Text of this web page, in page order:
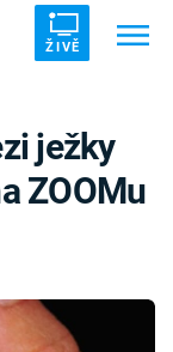
ŽIVĚ
ježky
ZOOMu